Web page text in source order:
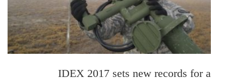
IDEX 2017 sets new records for a